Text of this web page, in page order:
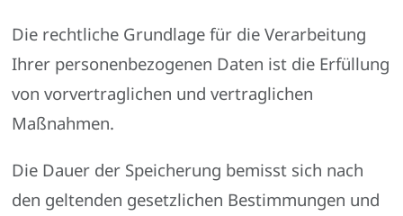
Die rechtliche Grundlage für die Verarbeitung
Ihrer personenbezogenen Daten ist die Erfüllung
von vorvertraglichen und vertraglichen
Maßnahmen.
Die Dauer der Speicherung bemisst sich nach
den geltenden gesetzlichen Bestimmungen und